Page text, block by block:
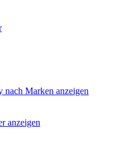
Marken anzeigen
anzeigen